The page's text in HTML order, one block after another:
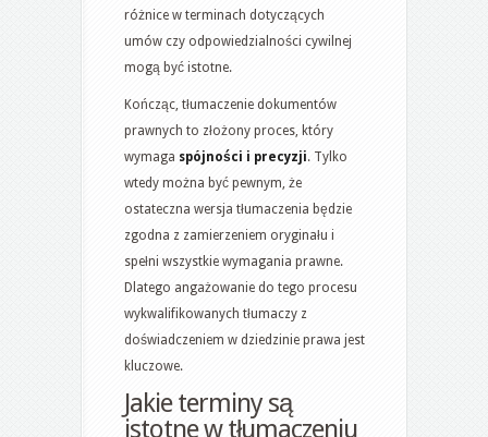
różnice w terminach dotyczących
umów czy odpowiedzialności cywilnej
mogą być istotne.
Kończąc, tłumaczenie dokumentów
prawnych to złożony proces, który
wymaga spójności i precyzji. Tylko
wtedy można być pewnym, że
ostateczna wersja tłumaczenia będzie
zgodna z zamierzeniem oryginału i
spełni wszystkie wymagania prawne.
Dlatego angażowanie do tego procesu
wykwalifikowanych tłumaczy z
doświadczeniem w dziedzinie prawa jest
kluczowe.
Jakie terminy są
istotne w tłumaczeniu